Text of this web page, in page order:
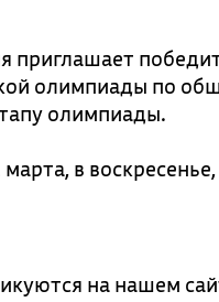
приглашает
олимпиады по
олимпиады.
в
на нашем